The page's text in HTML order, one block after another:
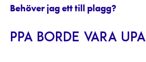
Behöver jag ett till plagg?
PPA borde vara UPA